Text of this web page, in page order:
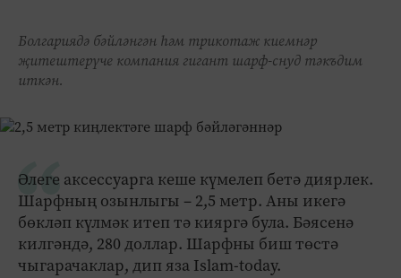
Болгариядә бәйләнгән һәм трикотаж киемнәр
җитештерүче компания гигант шарф-снуд тәкъдим
иткән.
Әлеге аксессуарга кеше күмелеп бетә диярлек.
Шарфның озынлыгы – 2,5 метр. Аны икегә
бөкләп күлмәк итеп тә кияргә була. Бәясенә
килгәндә, 280 доллар. Шарфны биш төстә
чыгарачаклар, дип яза Islam-today.